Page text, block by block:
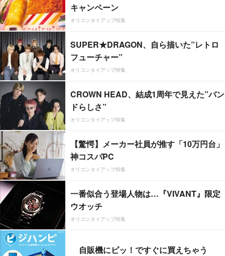
キャンペーン
オリコンタイアップ特集
SUPER★DRAGON、自ら描いた”レトロ
フューチャー”
オリコンタイアップ特集
CROWN HEAD、結成1周年で見えた”バン
ドらしさ”
オリコンタイアップ特集
【驚愕】メーカー社員が推す「10万円台」
神コスパPC
オリコンタイアップ特集
一番似合う登場人物は…『VIVANT』限定
ウオッチ
オリコンタイアップ特集
自販機にピッ！ですぐに買えちゃう